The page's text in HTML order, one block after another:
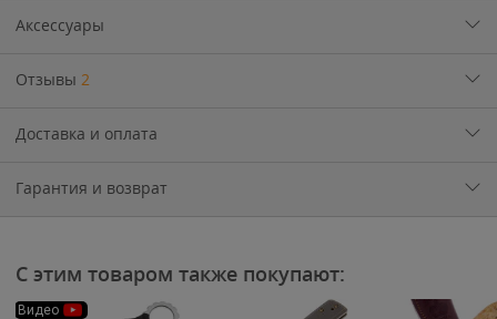
Аксессуары
Отзывы 2
Доставка и оплата
Гарантия и возврат
С этим товаром также покупают:
Видео